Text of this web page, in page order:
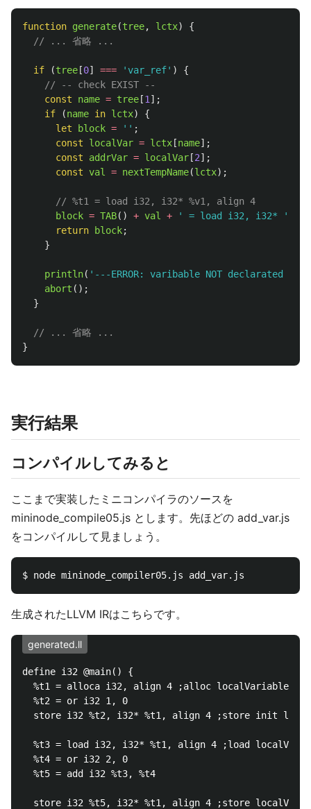
function generate(tree, lctx)
{
// ... 省略 ...
if (tree [0] === ' var_ref' )
{
// -- check EXIST --
const
name = tree [1 ];
if
(name in lctx)
{
let
block = '' ;
const
localVar = lctx [name];
const
addrVar = localVar [2];
const val = nextTempName(lctx);
// %t1 = load i32, i32* %v1, align 4
block = TAB() + val + ' = load i32, i32* '
return
block;
}
println( ' ---ERROR: varibable NOT declarated
abort ();
}
// ... 省略 ...
}
実行結果
コンパイルしてみると
ここまで実装したミニコンパイラのソースを
mininode_compile05.js とします。先ほどの add_var.js
をコンパイルして見ましょう。
生成されたLLVM IRはこちらです。
generated.ll
define i32 @main() {
  %t1 = alloca i32, align 4 ;alloc localVariable:a
  %t2 = or i32 1, 0
store i32 %t2, i32* %t1, align 4 ;store init
%t3 = load i32, i32* %t1, align 4 ;load
  %t4 = or i32 2, 0
  %t5 = add i32 %t3, %t4
store i32 %t5, i32* %t1, align 4 ;store